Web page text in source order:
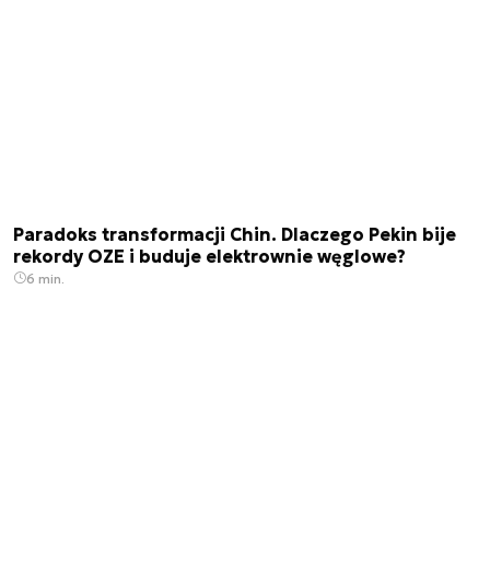
Paradoks transformacji Chin. Dlaczego Pekin bije
rekordy OZE i buduje elektrownie węglowe?
6 min.